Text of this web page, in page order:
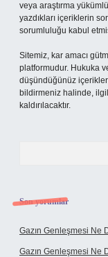
veya araştırma
yazdıkları içeriklerin
sorumluluğu kabul
Sitemiz, kar amacı
platformudur. Hukuka
düşündüğünüz
bildirmeniz halinde,
kaldırılacaktır.
Son yorumlar
Gazın Genleşmesi Ne
Gazın Genleşmesi Ne